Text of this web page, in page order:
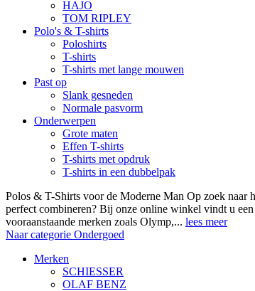
HAJO
TOM RIPLEY
Polo's & T-shirts
Poloshirts
T-shirts
T-shirts met lange mouwen
Past op
Slank gesneden
Normale pasvorm
Onderwerpen
Grote maten
Effen T-shirts
T-shirts met opdruk
T-shirts in een dubbelpak
Polos & T-Shirts voor de Moderne Man Op zoek naar
perfect combineren? Bij onze online winkel vindt u
vooraanstaande merken zoals Olymp,... lees meer
Naar categorie Ondergoed
Merken
SCHIESSER
OLAF BENZ